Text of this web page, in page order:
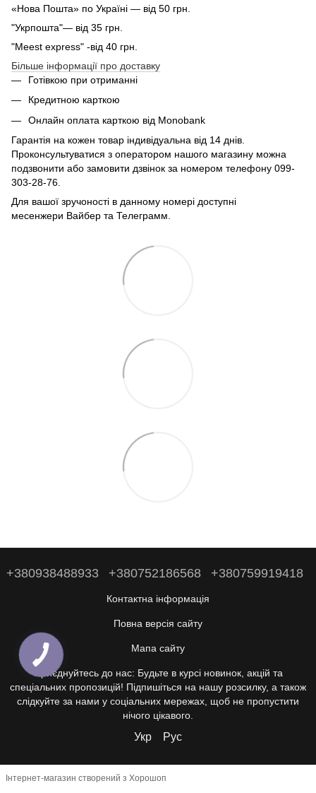
«Нова Пошта» по Україні — від 50 грн.
"Укрпошта"— від 35 грн.
"Meest express" -від 40 грн.
Більше інформації про доставку
Готівкою при отриманні
Кредитною карткою
Онлайн оплата карткою від Monobank
Гарантія на кожен товар індивідуальна від 14 днів.
Проконсультуватися з оператором нашого магазину можна
подзвонити або замовити дзвінок за номером телефону 099-
303-28-76.
Для вашої зручоності в данному номері доступні
месенжери Вайбер та Телеграмм.
+380938488933 +380752186568 +380759919418
Контактна інформація
Повна версія сайту
Мапа сайту
Приєднуйтесь до нас: Будьте в курсі новинок, акцій та
спеціальних пропозицій! Підпишіться на нашу розсилку, а також
слідкуйте за нами у соціальних мережах, щоб не пропустити
нічого цікавого.
Укр Рус
Інтернет-магазин створений з Хорошоп